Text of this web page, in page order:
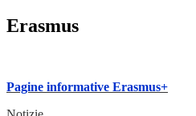
Erasmus
Pagine informative Erasmus+